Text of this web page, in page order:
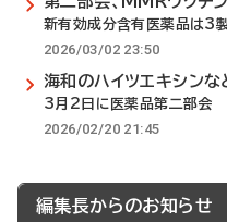
新有効成分含有医薬品は3
2026/03/02 23:50
海和のハイツエキシンな
3月2日に医薬品第二部会
2026/02/20 21:45
編集長からのお知らせ